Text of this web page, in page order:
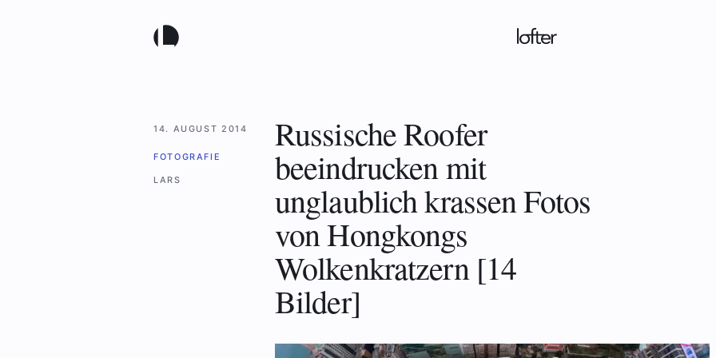
14. AUGUST 2014
FOTOGRAFIE
LARS
Russische Roofer
beeindrucken mit
unglaublich krassen Fotos
von Hongkongs
Wolkenkratzern [14
Bilder]